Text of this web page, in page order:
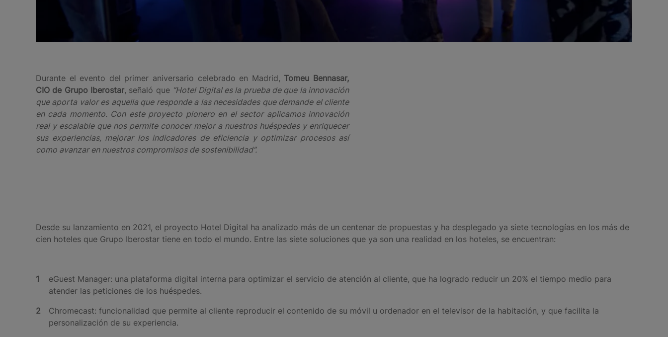
Durante el evento del primer aniversario celebrado en Madrid, Tomeu Bennasar,
CIO de Grupo Iberostar, señaló que “Hotel Digital es la prueba de que la innovación
que aporta valor es aquella que responde a las necesidades que demande el cliente
en cada momento. Con este proyecto pionero en el sector aplicamos innovación
real y escalable que nos permite conocer mejor a nuestros huéspedes y enriquecer
sus experiencias, mejorar los indicadores de eficiencia y optimizar procesos así
como avanzar en nuestros compromisos de sostenibilidad”.
Desde su lanzamiento en 2021, el proyecto Hotel Digital ha analizado más de un centenar de propuestas y ha desplegado ya siete tecnologías en los más de
cien hoteles que Grupo Iberostar tiene en todo el mundo. Entre las siete soluciones que ya son una realidad en los hoteles, se encuentran:
eGuest Manager: una plataforma digital interna para optimizar el servicio de atención al cliente, que ha logrado reducir un 20% el tiempo medio para
atender las peticiones de los huéspedes.
Chromecast: funcionalidad que permite al cliente reproducir el contenido de su móvil u ordenador en el televisor de la habitación, y que facilita la
personalización de su experiencia.